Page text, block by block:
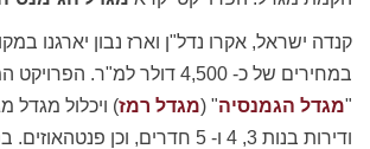
קנדה ישראל, אקרו נדל"ן וארז נבון יארגנו
במחירים של כ- 4,500 דולר למ"ר.
"מגדל הגמנסיה" (מגדל רמז
ודירות בנות 3, 4 ו- 5 חדרים, וכן